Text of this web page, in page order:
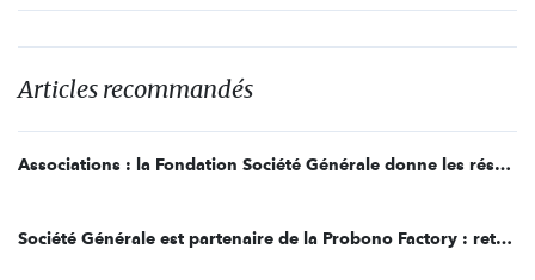
Articles recommandés
Associations : la Fondation Société Générale donne les résultats des premiers comités 2021
Société Générale est partenaire de la Probono Factory : retour sur l’édition d’Aix-Marseille